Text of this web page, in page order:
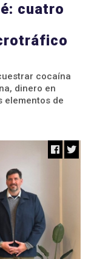
cuatro
cocaína
dinero en
elementos de